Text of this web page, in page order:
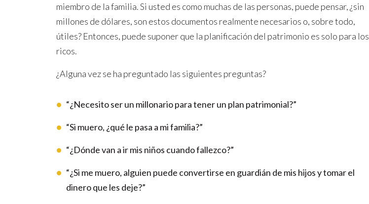
millonario
para
tener
un
patrimonial?
miembro de la familia. Si usted es como muchas de las personas, puede pensar, ¿sin
millones de dólares, son estos documentos realmente necesarios o, sobre todo,
útiles? Entonces, puede suponer que la planificación del patrimonio es solo para los
ricos.
¿Alguna vez se ha preguntado las siguientes preguntas?
“¿Necesito ser un millonario para tener un plan patrimonial?”
“Si muero, ¿qué le pasa a mi familia?”
“¿Dónde van a ir mis niños cuando fallezco?”
“¿Si me muero, alguien puede convertirse en guardián de mis hijos y tomar el
dinero que les deje?”